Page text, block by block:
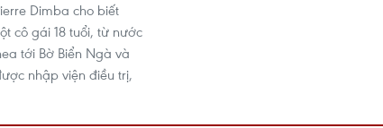
Dimba cho biết
cô gái 18 tuổi, từ nước
tới Bờ Biển Ngà và
nhập viện điều trị,